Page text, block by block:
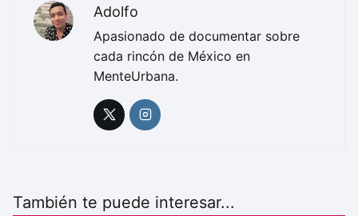
Adolfo
Apasionado de documentar sobre
cada rincón de México en
MenteUrbana.
También te puede interesar...